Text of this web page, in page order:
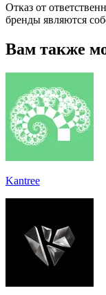
Отказ от
бренды являются
Вам также
Kantree